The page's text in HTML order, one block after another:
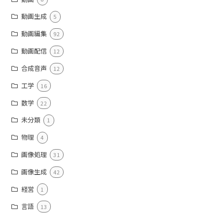
動画生成 5
動画編集 92
動画配信 12
合成音声 12
工学 16
数学 22
未分類 1
物理 4
画像処理 31
画像生成 42
経営 1
言語 13